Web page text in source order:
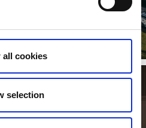
all cookies
selection